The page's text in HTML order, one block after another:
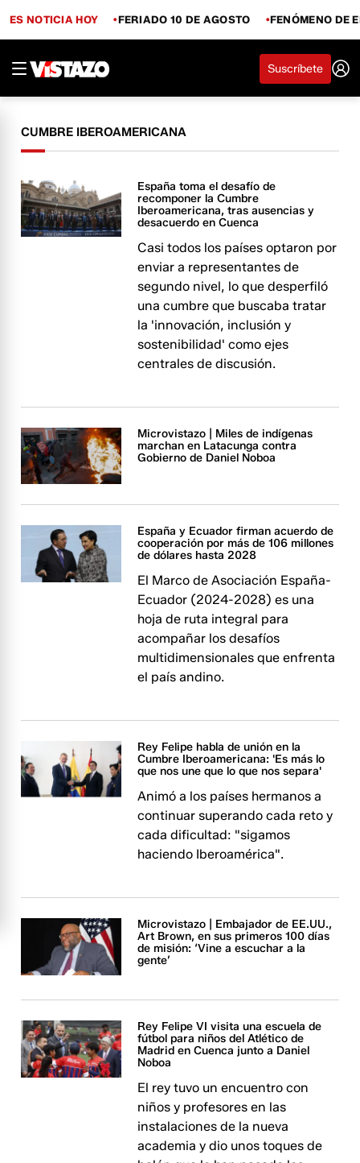
ES NOTICIA HOY FERIADO 10 DE AGOSTO FENÓMENO DE
Suscríbete
CUMBRE IBEROAMERICANA
España toma el desafío de
recomponer la Cumbre
Iberoamericana, tras ausencias y
desacuerdo en Cuenca
Casi todos los países optaron por
enviar a representantes de
segundo nivel, lo que desperfiló
una cumbre que buscaba tratar
la 'innovación, inclusión y
sostenibilidad' como ejes
centrales de discusión.
Microvistazo | Miles de indígenas
marchan en Latacunga contra
Gobierno de Daniel Noboa
España y Ecuador firman acuerdo de
cooperación por más de 106 millones
de dólares hasta 2028
El Marco de Asociación España-
Ecuador (2024-2028) es una
hoja de ruta integral para
acompañar los desafíos
multidimensionales que enfrenta
el país andino.
Rey Felipe habla de unión en la
Cumbre Iberoamericana: 'Es más lo
que nos une que lo que nos separa'
Animó a los países hermanos a
continuar superando cada reto y
cada dificultad: "sigamos
haciendo Iberoamérica".
Microvistazo | Embajador de EE.UU.,
Art Brown, en sus primeros 100 días
de misión: ‘Vine a escuchar a la
gente’
Rey Felipe VI visita una escuela de
fútbol para niños del Atlético de
Madrid en Cuenca junto a Daniel
Noboa
El rey tuvo un encuentro con
niños y profesores en las
instalaciones de la nueva
academia y dio unos toques de